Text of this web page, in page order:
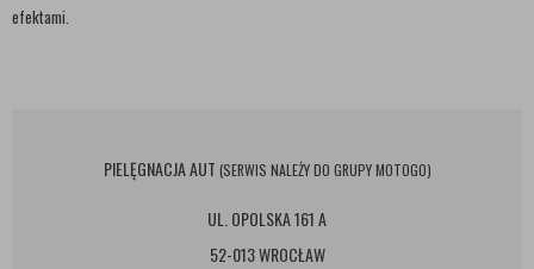
efektami.
PIELĘGNACJA AUT (SERWIS NALEŻY DO GRUPY MOTOGO)
UL. OPOLSKA 161 A
52-013 WROCŁAW